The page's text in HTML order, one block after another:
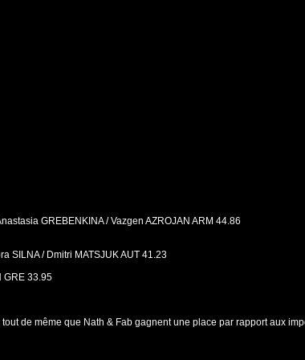
GREBENKINA / Vazgen AZROJAN ARM 44.86
SILNA / Dmitri MATSJUK AUT 41.23
GRE 33.95
de même que Nath & Fab gagnent une place par rapport aux